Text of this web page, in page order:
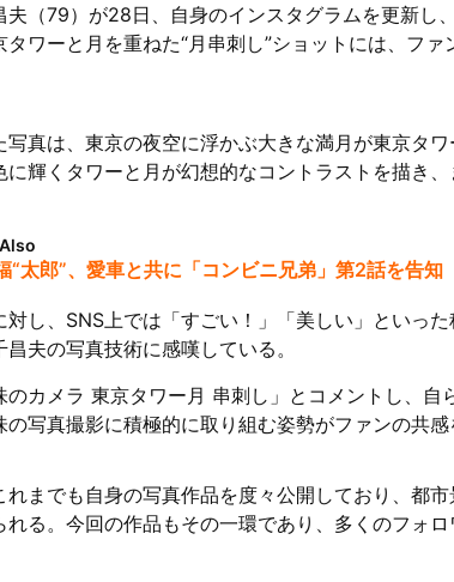
夫（79）が28日、自身のインスタグラムを更新し
タワーと月を重ねた“月串刺し”ショットには、フ
写真は、東京の夜空に浮かぶ大きな満月が東京タ
に輝くタワーと月が幻想的なコントラストを描き
“太郎”、愛車と共に「コンビニ兄弟」第2話を告知
対し、SNS上では「すごい！」「美しい」といっ
昌夫の写真技術に感嘆している。
のカメラ 東京タワー月 串刺し」とコメントし、
の写真撮影に積極的に取り組む姿勢がファンの共感
れまでも自身の写真作品を度々公開しており、都
れる。今回の作品もその一環であり、多くのフォ